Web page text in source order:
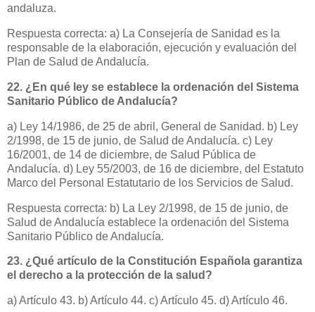
andaluza.
Respuesta correcta: a) La Consejería de Sanidad es la
responsable de la elaboración, ejecución y evaluación del
Plan de Salud de Andalucía.
22. ¿En qué ley se establece la ordenación del Sistema
Sanitario Público de Andalucía?
a) Ley 14/1986, de 25 de abril, General de Sanidad. b) Ley
2/1998, de 15 de junio, de Salud de Andalucía. c) Ley
16/2001, de 14 de diciembre, de Salud Pública de
Andalucía. d) Ley 55/2003, de 16 de diciembre, del Estatuto
Marco del Personal Estatutario de los Servicios de Salud.
Respuesta correcta: b) La Ley 2/1998, de 15 de junio, de
Salud de Andalucía establece la ordenación del Sistema
Sanitario Público de Andalucía.
23. ¿Qué artículo de la Constitución Española garantiza
el derecho a la protección de la salud?
a) Artículo 43. b) Artículo 44. c) Artículo 45. d) Artículo 46.